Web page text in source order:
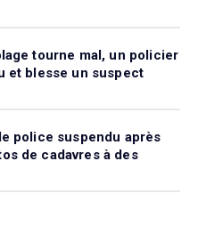
tourne mal, un policier
et blesse un suspect
police suspendu après
de cadavres à des